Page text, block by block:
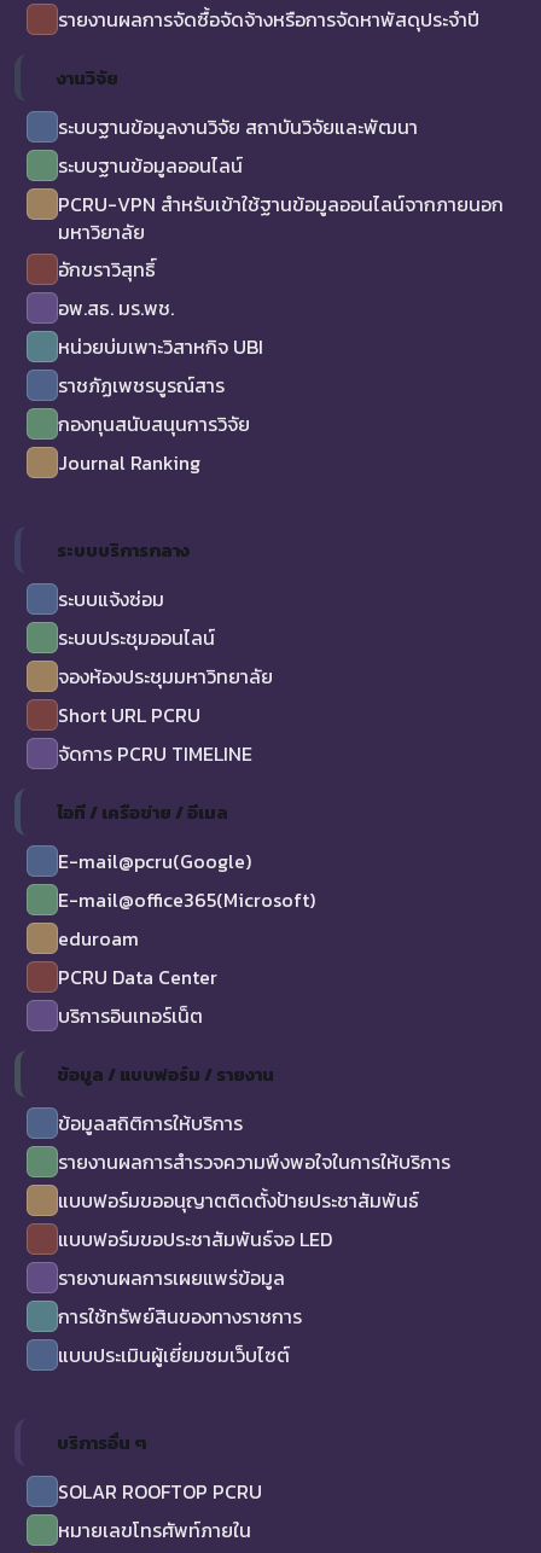
รายงานผลการจัดซื้อจัดจ้างหรือการจัดหาพัสดุประจำปี
งานวิจัย
ระบบฐานข้อมูลงานวิจัย สถาบันวิจัยและพัฒนา
ระบบฐานข้อมูลออนไลน์
PCRU-VPN สำหรับเข้าใช้ฐานข้อมูลออนไลน์จากภายนอก
มหาวิยาลัย
อักขราวิสุทธิ์
อพ.สธ. มร.พช.
หน่วยบ่มเพาะวิสาหกิจ UBI
ราชภัฏเพชรบูรณ์สาร
กองทุนสนับสนุนการวิจัย
Journal Ranking
ระบบบริการกลาง
ระบบแจ้งซ่อม
ระบบประชุมออนไลน์
จองห้องประชุมมหาวิทยาลัย
Short URL PCRU
จัดการ PCRU TIMELINE
ไอที / เครือข่าย / อีเมล
E-mail@pcru(Google)
E-mail@office365(Microsoft)
eduroam
PCRU Data Center
บริการอินเทอร์เน็ต
ข้อมูล / แบบฟอร์ม / รายงาน
ข้อมูลสถิติการให้บริการ
รายงานผลการสำรวจความพึงพอใจในการให้บริการ
แบบฟอร์มขออนุญาตติดตั้งป้ายประชาสัมพันธ์
แบบฟอร์มขอประชาสัมพันธ์จอ LED
รายงานผลการเผยแพร่ข้อมูล
การใช้ทรัพย์สินของทางราชการ
แบบประเมินผู้เยี่ยมชมเว็บไซต์
บริการอื่น ๆ
SOLAR ROOFTOP PCRU
หมายเลขโทรศัพท์ภายใน